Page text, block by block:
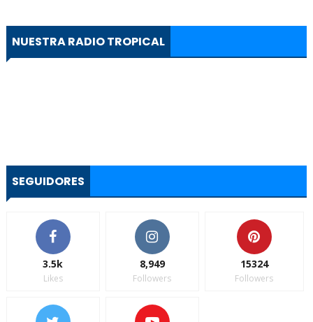
NUESTRA RADIO TROPICAL
SEGUIDORES
3.5k
Likes
8,949
Followers
15324
Followers